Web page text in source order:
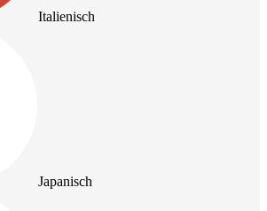
Italienisch
Japanisch